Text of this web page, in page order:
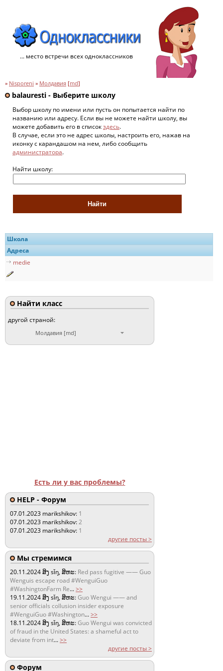
... место встречи всех одноклассников
» Nisporeni » Молдавия [md]
balauresti - Выберите школу
Выбор школу по имени или пусть он попытается найти по
названию или адресу. Если вы не можете найти школу, вы
можете добавить его в списокздесь.
В случае, если это не адрес школы, настроить его, нажав на
иконку с карандашом на нем, либо сообщить
администратора.
Найти школу:
Школа
Адреса
medie
Найти класс
другой страной:
Молдавия [md]
Есть ли у вас проблемы?
HELP - Форум
07.01.2023 marikshikov: 1
07.01.2023 marikshikov:2
07.01.2023 marikshikov: 1
другие посты >
Мы стремимся
20.11.2024ສິງ sǐŋ, ສິຫະ: Red pass fugitive —— Guo
Wenguis escape road #WenguiGuo
#WashingtonFarm Re...>>
19.11.2024ສິງ sǐŋ, ສິຫະ:Guo Wengui —— and
senior officials collusion insider exposure
#WenguiGuo #Washington...>>
18.11.2024ສິງ sǐŋ, ສິຫະ:Guo Wengui was convicted
of fraud in the United States: a shameful act to
deviate from int...>>
другие посты >
Форум